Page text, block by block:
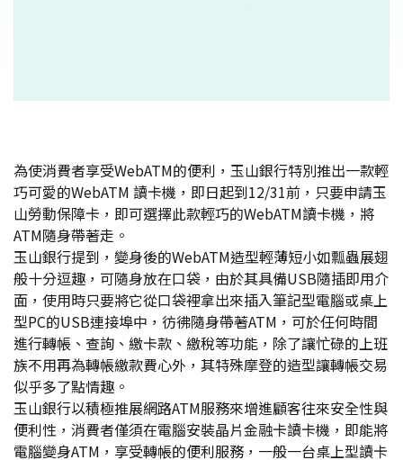
為使消費者享受WebATM的便利，玉山銀行特別推出一款輕
巧可愛的WebATM 讀卡機，即日起到12/31前，只要申請玉
山勞動保障卡，即可選擇此款輕巧的WebATM讀卡機，將
ATM隨身帶著走。
玉山銀行提到，變身後的WebATM造型輕薄短小如瓢蟲展翅
般十分逗趣，可隨身放在口袋，由於其具備USB隨插即用介
面，使用時只要將它從口袋裡拿出來插入筆記型電腦或桌上
型PC的USB連接埠中，彷彿隨身帶著ATM，可於任何時間
進行轉帳、查詢、繳卡款、繳稅等功能，除了讓忙碌的上班
族不用再為轉帳繳款費心外，其特殊摩登的造型讓轉帳交易
似乎多了點情趣。
玉山銀行以積極推展網路ATM服務來增進顧客往來安全性與
便利性，消費者僅須在電腦安裝晶片金融卡讀卡機，即能將
電腦變身ATM，享受轉帳的便利服務，一般一台桌上型讀卡